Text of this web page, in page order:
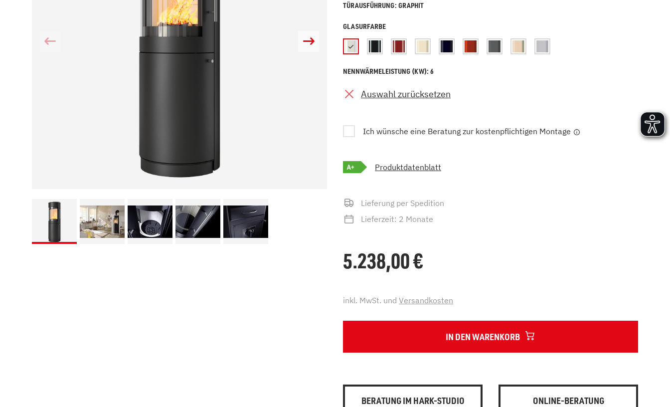
Kamin und Rauchmelder
Pelletofen im Wohnzimmer
Alternativen zu Öl und Gas
Wärmepumpe mit Kamin
Holzvergaserkessel
H bis N
T bis Z
TÜRAUSFÜHRUNG: GRAPHIT
GLASURFARBE
NENNWÄRMELEISTUNG (KW): 6
Auswahl zurücksetzen
Ich wünsche eine Beratung zur kostenpflichtigen Montage
A+ Produktdatenblatt
Lieferung per Spedition
Lieferzeit: 2 Monate
5.238,00€
inkl. MwSt. und Versandkosten
IN DEN WARENKORB
BERATUNG IM HARK-STUDIO ONLINE-BERATUNG